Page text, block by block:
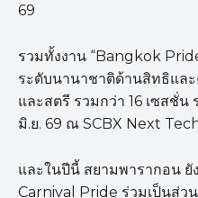
69
รวมทั้งงาน “Bangkok
ระดับนานาชาติด้านสิทธิแล
และสตรี รวมกว่า 16 เซสชั่น
มิ.ย. 69 ณ SCBX Next
และในปีนี้ สยามพารากอน
Carnival Pride ร่วมเป็นส่ว